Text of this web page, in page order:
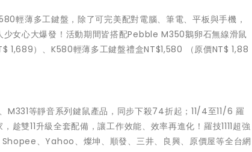
輕薄多工鍵盤，除了可完美配對電腦、筆電、平板與手機，
女心大爆發！活動期間皆搭配Pebble M350鵝卵石無線滑鼠
1,689）、K580輕薄多工鍵盤禮盒NT$1,580 （原價NT$ 1,88
等靜音系列鍵鼠產品，同步下殺74折起；11/4至11/6 羅
雙11升級全套配備，讓工作效能、效率再進化！羅技1111超強
、Yahoo、燦坤、順發、三井、良興、原價屋等全台網